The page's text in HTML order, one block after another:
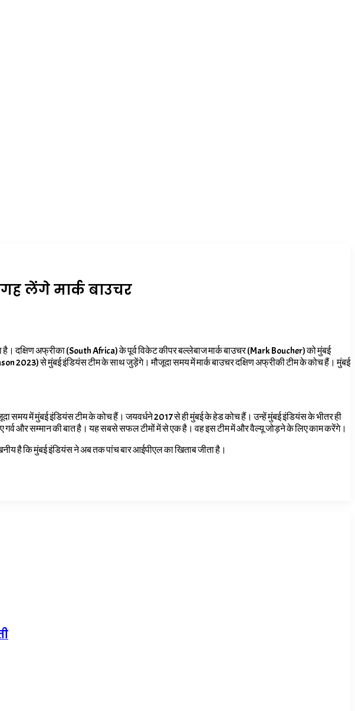
लेंगे मार्क बाउचर
दक्षिण अफ्रीका (South Africa) के पूर्व विकेट कीपर बल्लेबाज मार्क बाउचर (Mark Boucher) को मुंबई
2023) से मुंबई इंडियंस टीम के साथ जुड़ेंगे। मौजूदा समय में मार्क बाउचर दक्षिण अफ्रीकी टीम के कोच हैं। मुंबई
समय में मुंबई इंडियंस टीम के कोच हैं। जयवर्धने2017 से ही मुंबई के हेड कोच हैं। उन्हें मुंबई इंडियंस के भीतर ही
गर्व और सम्मान की बात है। यह सबसे सफल टीमों में से एक है। वह इस टीम में और वैल्यू जोड़ने के लिए काम करेंगे।
है कि मुंबई इंडियंस ने अब तक पांच बार आईपीएल का खिताब जीता है।